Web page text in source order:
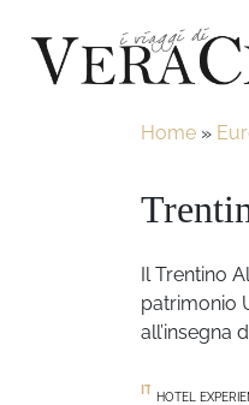
Home »
Il Trentino
patrimonio
all’insegna
HOTEL
ITALIA >